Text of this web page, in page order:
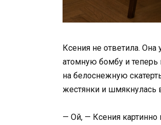
Ксения не ответила.
атомную бомбу и
на белоснежную
жестянки и шмякнулась
— Ой, — Ксения